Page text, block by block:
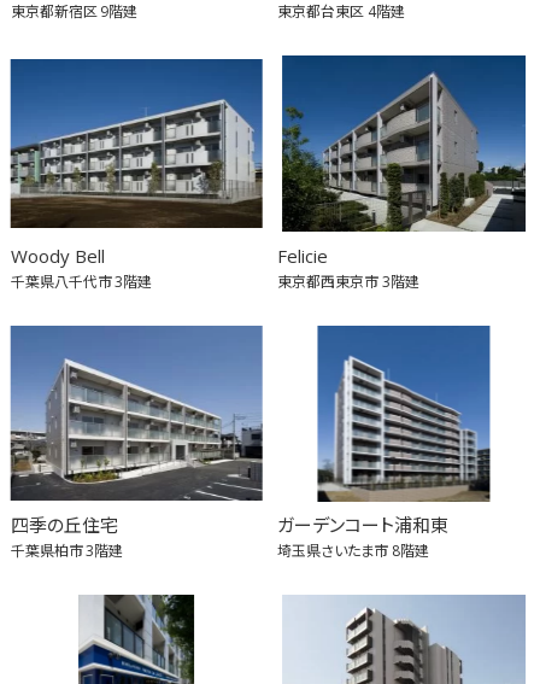
東京都新宿区9階建 東京都台東区 4階建
Woody Bell
千葉県八千代市3階建
Felicie
東京都西東京市3階建
四季の丘住宅
千葉県柏市3階建
ガーデンコート浦和東
埼玉県さいたま市 8階建